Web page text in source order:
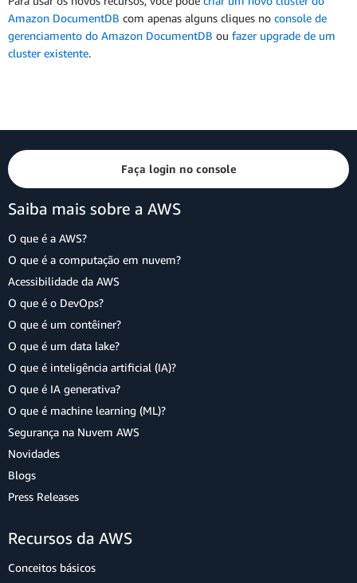
Amazon DocumentDB com apenas alguns cliques no console de
gerenciamento do Amazon DocumentDB ou fazer upgrade de um
cluster existente.
Faça login no console
Saiba mais sobre a AWS
O que é a AWS?
O que é a computação em nuvem?
Acessibilidade da AWS
O que é o DevOps?
O que é um contêiner?
O que é um data lake?
O que é inteligência artificial (IA)?
O que é IA generativa?
O que é machine learning (ML)?
Segurança na Nuvem AWS
Novidades
Blogs
Press Releases
Recursos da AWS
Conceitos básicos